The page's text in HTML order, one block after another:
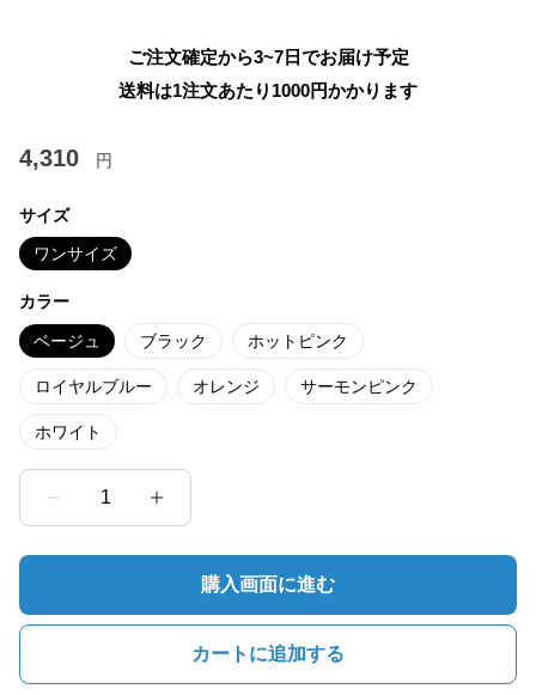
ご注文確定から3~7日でお届け予定
送料は1注文あたり 1000円かかります
4,310 円
サイズ
ワンサイズ
カラー
ベージュ ブラック ホットピンク
ロイヤルブルー オレンジ サーモンピンク
ホワイト
1
購入画面に進む
カートに追加する